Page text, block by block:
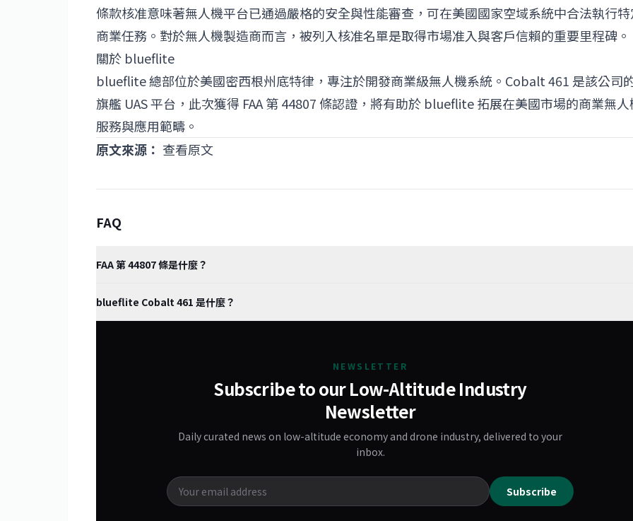
條款核准意味著無人機平台已通過嚴格的安全與性能審查，可在美國國家空域系統中合法執行特
商業任務。對於無人機製造商而言，被列入核准名單是取得市場准入與客戶信賴的重要里程碑。
關於 blueflite
blueflite 總部位於美國密西根州底特律，專注於開發商業級無人機系統。Cobalt 461 是該公司
旗艦 UAS 平台，此次獲得 FAA 第 44807 條認證，將有助於 blueflite 拓展在美國市場的商業無人
服務與應用範疇。
原文來源： 查看原文
FAQ
FAA 第 44807 條是什麼？
blueflite Cobalt 461 是什麼？
NEWSLETTER
Subscribe to our Low-Altitude Industry
Newsletter
Daily curated news on low-altitude economy and drone industry, delivered to your
inbox.
Subscribe